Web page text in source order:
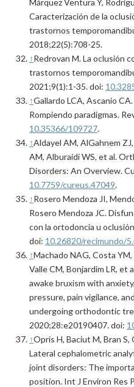
Caracterización de la
trastornos
2018;22(5):708-25.
↑Redrovan M. La oclusión
trastornos
2021;9(1):1-35. doi:
↑Gallardo LCA, Ascanio
Rompiendo paradigmas.
10.35366/109727.
↑Aldayel AM, AlGahnem
AM, Alburaidi WS, et al.
Disorders: An Overview.
10.7759/cureus.47049.
↑Rosero Mendoza JI,
Rosero Mendoza JC.
con la ortodoncia u
doi: 10.26820/recimundo/
↑Machado NAG, Costa
Valle CM, Bonjardim LR,
awake bruxism with
pressure, pain vigilance,
undergoing orthodontic
2020;28:e20190407. doi:
↑Opris H, Baciut M, Bran S,
Lateral cephalometric
joint disorders: The
position. Int J Environ Res